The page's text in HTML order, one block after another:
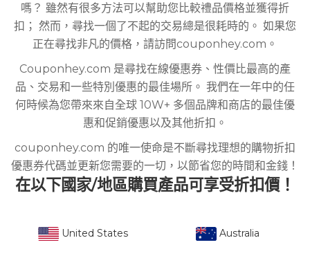
嗎？ 雖然有很多方法可以幫助您比較禮品價格並獲得折
扣； 然而，尋找一個了不起的交易總是很耗時的。 如果您
正在尋找非凡的價格，請訪問couponhey.com。
Couponhey.com 是尋找在線優惠券、性價比最高的產
品、交易和一些特別優惠的最佳場所。 我們在一年中的任
何時候為您帶來來自全球 10W+ 多個品牌和商店的最佳優
惠和促銷優惠以及其他折扣。
couponhey.com 的唯一使命是不斷尋找理想的購物折扣
優惠券代碼並更新您需要的一切，以節省您的時間和金錢！
在以下國家/地區購買產品可享受折扣價！
United States Australia